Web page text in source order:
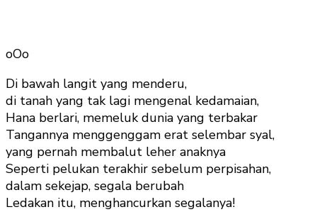
oOo
Di bawah langit yang menderu,
di tanah yang tak lagi mengenal kedamaian,
Hana berlari, memeluk dunia yang terbakar
Tangannya menggenggam erat selembar syal,
yang pernah membalut leher anaknya
Seperti pelukan terakhir sebelum perpisahan,
dalam sekejap, segala berubah
Ledakan itu, menghancurkan segalanya!